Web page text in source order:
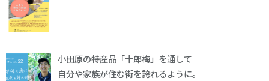
小田原の特産品「十郎梅」を通して
自分や家族が住む街を誇れるように。